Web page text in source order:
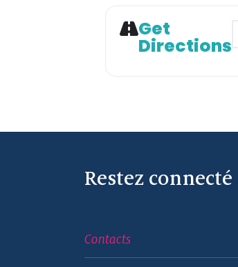
Get
Directions
Restez connecté
Contacts